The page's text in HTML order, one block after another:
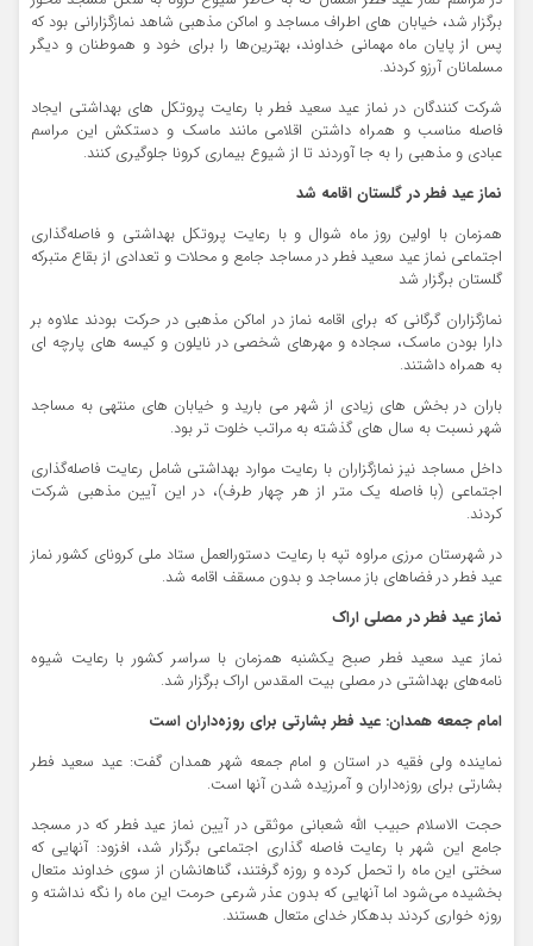
برگزار شد، خیابان های اطراف مساجد و اماکن مذهبی شاهد نمازگزارانی بود که
پس از پایان ماه مهمانی خداوند، بهترین‌ها را برای خود و هموطنان و دیگر
مسلمانان آرزو کردند.
شرکت کنندگان در نماز عید سعید فطر با رعایت پروتکل های بهداشتی ایجاد
فاصله مناسب و همراه داشتن اقلامی مانند ماسک و دستکش این مراسم
عبادی و مذهبی را به جا آوردند تا از شیوع بیماری کرونا جلوگیری کنند.
نماز عید فطر در گلستان اقامه شد
همزمان با اولین روز ماه شوال و با رعایت پروتکل بهداشتی و فاصله‌گذاری
اجتماعی نماز عید سعید فطر در مساجد جامع و محلات و تعدادی از بقاع متبرکه
گلستان برگزار شد
نمازگزاران گرگانی که برای اقامه نماز در اماکن مذهبی در حرکت بودند علاوه بر
دارا بودن ماسک، سجاده و مهرهای شخصی در نایلون و کیسه های پارچه ای
به همراه داشتند.
باران در بخش های زیادی از شهر می بارید و خیابان های منتهی به مساجد
شهر نسبت به سال های گذشته به مراتب خلوت تر بود.
داخل مساجد نیز نمازگزاران با رعایت موارد بهداشتی شامل رعایت فاصله‌گذاری
اجتماعی (با فاصله یک متر از هر چهار طرف)، در این آیین مذهبی شرکت
کردند.
در شهرستان مرزی مراوه تپه با رعایت دستورالعمل ستاد ملی کرونای کشور نماز
عید فطر در فضاهای باز مساجد و بدون مسقف اقامه شد.
نماز عید فطر در مصلی اراک
نماز عید سعید فطر صبح یکشنبه همزمان با سراسر کشور با رعایت شیوه
نامه‌های بهداشتی در مصلی بیت المقدس اراک برگزار شد.
امام جمعه همدان: عید فطر بشارتی برای روزه‌داران است
نماینده ولی فقیه در استان و امام جمعه شهر همدان گفت: عید سعید فطر
بشارتی برای روزه‌داران و آمرزیده شدن آنها است.
حجت الاسلام حبیب الله شعبانی موثقی در آیین نماز عید فطر که در مسجد
جامع این شهر با رعایت فاصله گذاری اجتماعی برگزار شد، افزود: آنهایی که
سختی این ماه را تحمل کرده و روزه گرفتند، گناهانشان از سوی خداوند متعال
بخشیده می‌شود اما آنهایی که بدون عذر شرعی حرمت این ماه را نگه نداشته و
روزه خواری کردند بدهکار خدای متعال هستند.